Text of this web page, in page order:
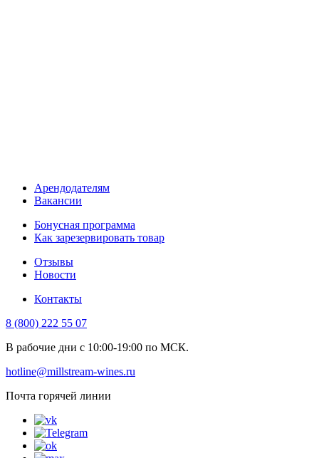
Арендодателям
Вакансии
Бонусная программа
Как зарезервировать товар
Отзывы
Новости
Контакты
8 (800) 222 55 07
В рабочие дни с 10:00-19:00 по МСК.
hotline@millstream-wines.ru
Почта горячей линии